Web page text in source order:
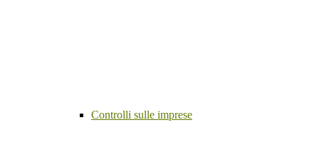
Controlli sulle imprese